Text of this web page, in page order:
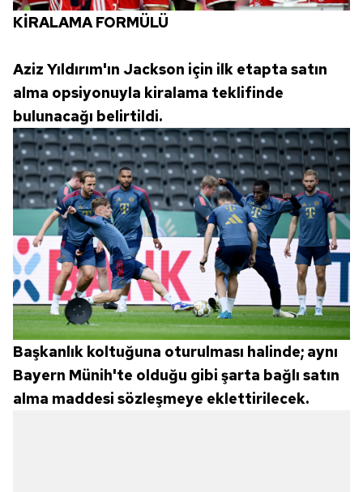
KİRALAMA FORMÜLÜ
Aziz Yıldırım'ın Jackson için ilk etapta satın
alma opsiyonuyla kiralama teklifinde
bulunacağı belirtildi.
Başkanlık koltuğuna oturulması halinde; aynı
Bayern Münih'te olduğu gibi şarta bağlı satın
alma maddesi sözleşmeye eklettirilecek.